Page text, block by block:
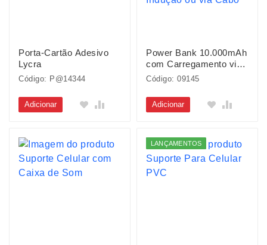
Porta-Cartão Adesivo
Lycra
Código: P@14344
Adicionar
Power Bank 10.000mAh
com Carregamento via
Indução ou via Cabo
Código: 09145
Adicionar
LANÇAMENTOS